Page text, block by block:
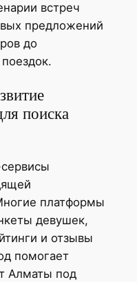
встреч
предложений
до
поиска
платформы
девушек,
и отзывы
помогает
Алматы под